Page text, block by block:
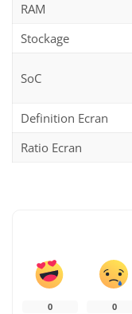
RAM
Stockage
SoC
Definition Ecran
Ratio Ecran
0 0